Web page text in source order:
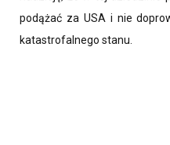
podążać za USA i nie
katastrofalnego stanu.